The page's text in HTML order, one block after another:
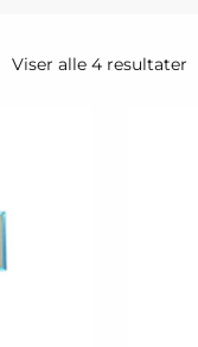
Viser alle 4 resultater